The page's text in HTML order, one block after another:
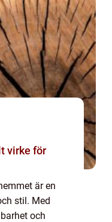
är en
stil. Med
och